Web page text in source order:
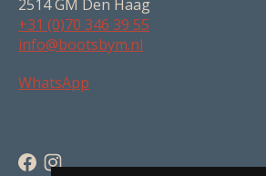
2514 GM Den Haag
+31 (0)70 346 39 55
info@bootsbym.nl
WhatsApp